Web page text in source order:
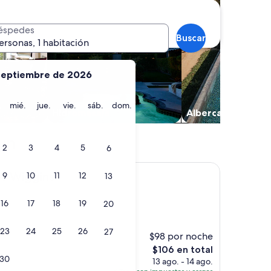
de 2026
martes
mié. miércoles
jue. jueves
vie. viernes
sáb. sábado
dom. domingo
2 3 4 5 6
9 10 11 12 13
16 17 18 19 20
23 24 25 26 27
30
1 habitación
Buscar
Hidromasaje Alberca
Wiggins
$98 por noche
El
precio
$106 en total
13 ago. - 14 ago.